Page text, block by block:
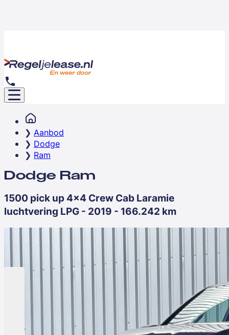
Aanbod
Dodge
Ram
Dodge Ram
1500 pick up 4x4 Crew Cab Laramie
luchtvering LPG - 2019 - 166.242 km